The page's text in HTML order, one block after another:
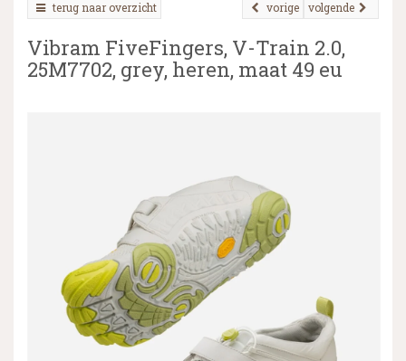
terug naar overzicht volgende
vorige
Vibram FiveFingers, V-Train 2.0,
25M7702, grey, heren, maat 49 eu